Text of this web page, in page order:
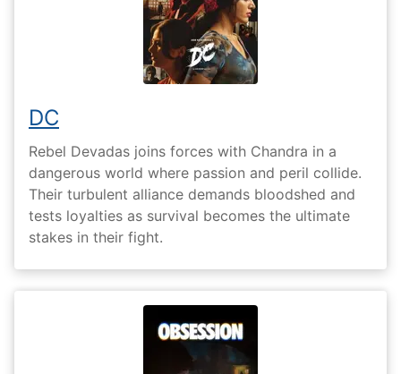
DC
Rebel Devadas joins forces with Chandra in a
dangerous world where passion and peril collide.
Their turbulent alliance demands bloodshed and
tests loyalties as survival becomes the ultimate
stakes in their fight.